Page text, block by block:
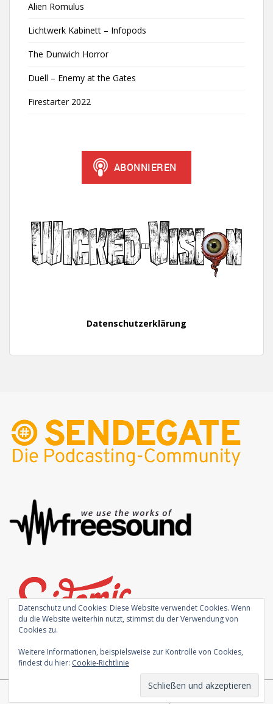
Alien Romulus
Lichtwerk Kabinett – Infopods
The Dunwich Horror
Duell – Enemy at the Gates
Firestarter 2022
Datenschutzerklärung
Powered byWordPress
Datenschutz und Cookies: Diese Website verwendet Cookies. Wenn
du die Website weiterhin nutzt, stimmst du der Verwendung von
Cookies zu.
Weitere Informationen, beispielsweise zur Kontrolle von Cookies,
findest du hier: Cookie-Richtlinie